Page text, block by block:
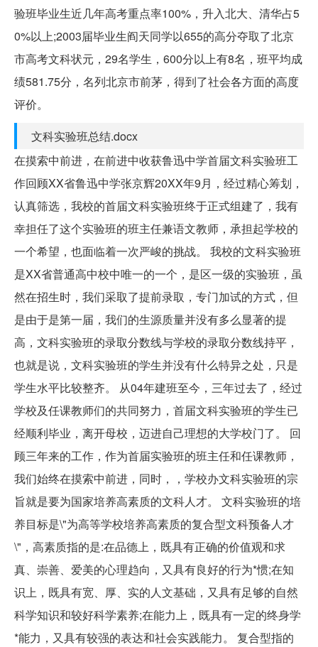
验班毕业生近几年高考重点率100%，升入北大、清华占5
0%以上;2003届毕业生阎天同学以655的高分夺取了北京
市高考文科状元，29名学生，600分以上有8名，班平均成
绩581.75分，名列北京市前茅，得到了社会各方面的高度
评价。
文科实验班总结.docx
在摸索中前进，在前进中收获鲁迅中学首届文科实验班工
作回顾XX省鲁迅中学张京辉20XX年9月，经过精心筹划，
认真筛选，我校的首届文科实验班终于正式组建了，我有
幸担任了这个实验班的班主任兼语文教师，承担起学校的
一个希望，也面临着一次严峻的挑战。 我校的文科实验班
是XX省普通高中校中唯一的一个，是区一级的实验班，虽
然在招生时，我们采取了提前录取，专门加试的方式，但
是由于是第一届，我们的生源质量并没有多么显著的提
高，文科实验班的录取分数线与学校的录取分数线持平，
也就是说，文科实验班的学生并没有什么特异之处，只是
学生水平比较整齐。 从04年建班至今，三年过去了，经过
学校及任课教师们的共同努力，首届文科实验班的学生已
经顺利毕业，离开母校，迈进自己理想的大学校门了。 回
顾三年来的工作，作为首届实验班的班主任和任课教师，
我们始终在摸索中前进，同时，，学校办文科实验班的宗
旨就是要为国家培养高素质的文科人才。 文科实验班的培
养目标是\"为高等学校培养高素质的复合型文科预备人才
\"，高素质指的是:在品德上，既具有正确的价值观和求
真、崇善、爱美的心理趋向，又具有良好的行为*惯;在知
识上，既具有宽、厚、实的人文基础，又具有足够的自然
科学知识和较好科学素养;在能力上，既具有一定的终身学
*能力，又具有较强的表达和社会实践能力。 复合型指的